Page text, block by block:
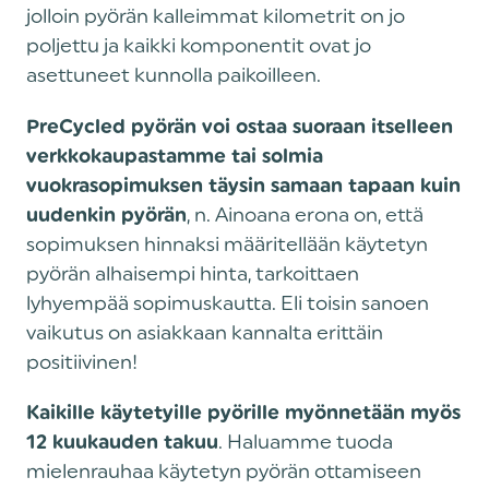
jolloin pyörän kalleimmat kilometrit on jo
poljettu ja kaikki komponentit ovat jo
asettuneet kunnolla paikoilleen. ‍
PreCycled pyörän voi ostaa suoraan itselleen
verkkokaupastamme tai solmia
vuokrasopimuksen täysin samaan tapaan kuin
uudenkin pyörän, n. Ainoana erona on, että
sopimuksen hinnaksi määritellään käytetyn
pyörän alhaisempi hinta, tarkoittaen
lyhyempää sopimuskautta. Eli toisin sanoen
vaikutus on asiakkaan kannalta erittäin
positiivinen!
Kaikille käytetyille pyörille myönnetään myös
12 kuukauden takuu. Haluamme tuoda
mielenrauhaa käytetyn pyörän ottamiseen